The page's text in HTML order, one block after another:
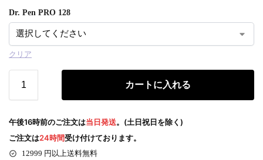
Dr. Pen PRO 128
クリア
カートに入れる
午後16時前のご注文は当日発送。(土日祝日を除く)
ご注文は24時間受け付けております。
12999 円以上送料無料